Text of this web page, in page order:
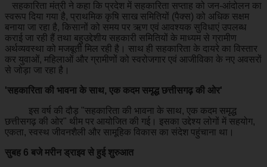
सहकारिता मंत्री ने कहा कि प्रदेश में सहकारिता सप्ताह को जन-आंदोलन का
स्वरूप दिया गया है, प्राथमिक कृषि साख समितियों (पैक्स) को अधिक सक्षम
बनाया जा रहा है, किसानों को समय पर ऋण एवं आवश्यक सुविधाएं उपलब्ध
कराई जा रही हैं तथा बहुउद्देशीय सहकारी समितियों के माध्यम से ग्रामीण
अर्थव्यवस्था को मजबूती मिल रही है। साथ ही सहकारिता के दायरे का विस्तार
कर युवाओं, महिलाओं और ग्रामीणों को स्वरोजगार एवं आजीविका के नए अवसरों
से जोड़ा जा रहा है।
'सहकारिता की भावना के साथ, एक कदम समृद्ध छत्तीसगढ़ की ओर'
इस वर्ष की दौड़ "सहकारिता की भावना के साथ, एक कदम समृद्ध
छत्तीसगढ़ की ओर" थीम पर आयोजित की गई। इसका उद्देश्य लोगों में सहयोग,
एकता, स्वस्थ जीवनशैली और सामूहिक विकास का संदेश पहुंचाना था।
सुबह 6 बजे मरीन ड्राइव से हुई शुरुआत